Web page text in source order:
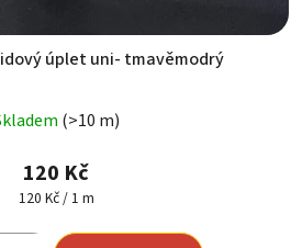
úplet uni- tmavěmodrý
(>10 m)
120 Kč
Měrná
120 Kč / 1 m